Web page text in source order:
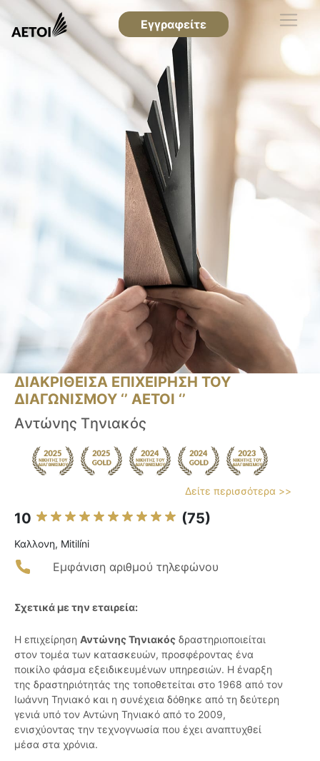
Εγγραφείτε
ΔΙΑΚΡΙΘΕΙΣΑ ΕΠΙΧΕΙΡΗΣΗ ΤΟΥ
ΔΙΑΓΩΝΙΣΜΟΥ ‘’ ΑΕΤΟΙ ‘’
Aντώνης Tηνιακός
Δείτε περισσότερα >>
10 (75)
Καλλονη, Mitilíni
Εμφάνιση αριθμού τηλεφώνου
Σχετικά με την εταιρεία:
Η επιχείρηση Αντώνης Τηνιακός δραστηριοποιείται
στον τομέα των κατασκευών, προσφέροντας ένα
ποικίλο φάσμα εξειδικευμένων υπηρεσιών. Η έναρξη
της δραστηριότητάς της τοποθετείται στο 1968 από τον
Ιωάννη Τηνιακό και η συνέχεια δόθηκε από τη δεύτερη
γενιά υπό τον Αντώνη Τηνιακό από το 2009,
ενισχύοντας την τεχνογνωσία που έχει αναπτυχθεί
μέσα στα χρόνια.